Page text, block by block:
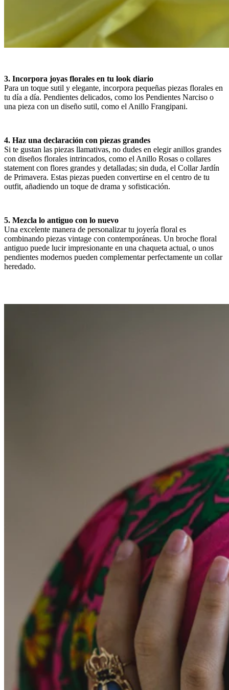
3. Incorpora joyas florales en tu look diario
Para un toque sutil y elegante, incorpora pequeñas piezas florales en
tu día a día. Pendientes delicados, como los Pendientes Narciso o
una pieza con un diseño sutil, como el Anillo Frangipani.
4. Haz una declaración con piezas grandes
Si te gustan las piezas llamativas, no dudes en elegir anillos grandes
con diseños florales intrincados, como el Anillo Rosas o collares
statement con flores grandes y detalladas; sin duda, el Collar Jardín
de Primavera. Estas piezas pueden convertirse en el centro de tu
outfit, añadiendo un toque de drama y sofisticación.
5. Mezcla lo antiguo con lo nuevo
Una excelente manera de personalizar tu joyería floral es
combinando piezas vintage con contemporáneas. Un broche floral
antiguo puede lucir impresionante en una chaqueta actual, o unos
pendientes modernos pueden complementar perfectamente un collar
heredado.